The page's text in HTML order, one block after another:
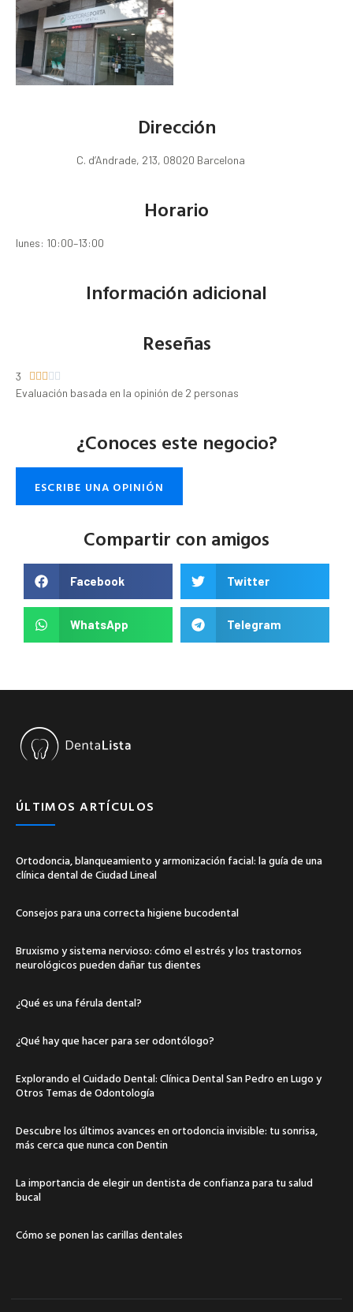
Dirección
C. d’Andrade, 213, 08020 Barcelona
Horario
lunes: 10:00–13:00
Información adicional
Reseñas
3     
Evaluación basada en la opinión de 2 personas
¿Conoces este negocio?
ESCRIBE UNA OPINIÓN
Compartir con amigos
Facebook Twitter
WhatsApp Telegram
ÚLTIMOS ARTÍCULOS
Ortodoncia, blanqueamiento y armonización facial: la guía de una
clínica dental de Ciudad Lineal
Consejos para una correcta higiene bucodental
Bruxismo y sistema nervioso: cómo el estrés y los trastornos
neurológicos pueden dañar tus dientes
¿Qué es una férula dental?
¿Qué hay que hacer para ser odontólogo?
Explorando el Cuidado Dental: Clínica Dental San Pedro en Lugo y
Otros Temas de Odontología
Descubre los últimos avances en ortodoncia invisible: tu sonrisa,
más cerca que nunca con Dentin
La importancia de elegir un dentista de confianza para tu salud
bucal
Cómo se ponen las carillas dentales